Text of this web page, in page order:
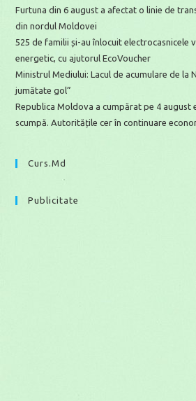
Furtuna din 6 august a afectat o linie de
din nordul Moldovei
525 de familii și-au înlocuit electrocasnicele
energetic, cu ajutorul EcoVoucher
Ministrul Mediului: Lacul de acumulare de la
jumătate gol”
Republica Moldova a cumpărat pe 4 august
scumpă. Autoritățile cer în continuare
Curs.md
Publicitate